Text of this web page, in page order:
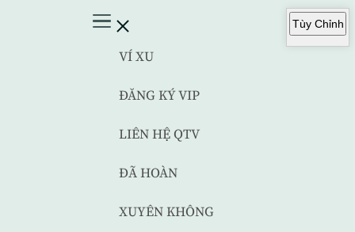
VÍ XU
ĐĂNG KÝ VIP
LIÊN HỆ QTV
ĐÃ HOÀN
XUYÊN KHÔNG
Tùy Chỉnh